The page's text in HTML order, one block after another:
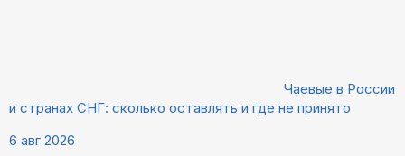
Чаевые в России
и странах СНГ: сколько оставлять и где не принято
6 авг 2026